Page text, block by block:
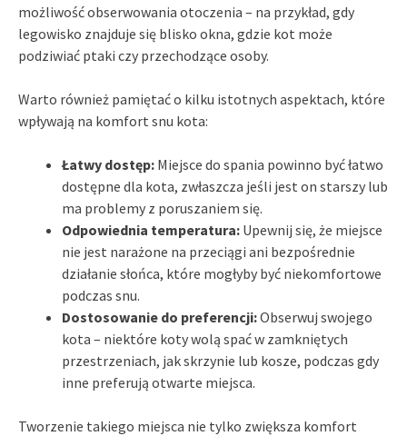
możliwość obserwowania otoczenia – na przykład, gdy
legowisko znajduje się blisko okna, gdzie kot może
podziwiać ptaki czy przechodzące osoby.
Warto również pamiętać o kilku istotnych aspektach, które
wpływają na komfort snu kota:
Łatwy dostęp: Miejsce do spania powinno być łatwo
dostępne dla kota, zwłaszcza jeśli jest on starszy lub
ma problemy z poruszaniem się.
Odpowiednia temperatura: Upewnij się, że miejsce
nie jest narażone na przeciągi ani bezpośrednie
działanie słońca, które mogłyby być niekomfortowe
podczas snu.
Dostosowanie do preferencji:Obserwuj swojego
kota – niektóre koty wolą spać w zamkniętych
przestrzeniach, jak skrzynie lub kosze, podczas gdy
inne preferują otwarte miejsca.
Tworzenie takiego miejsca nie tylko zwiększa komfort